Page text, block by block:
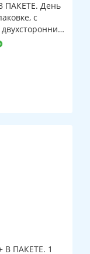
ПАКЕТЕ. День
с
ПАКЕТЕ. 1